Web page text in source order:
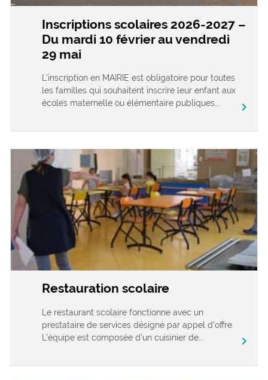
Inscriptions scolaires 2026-2027 –
Du mardi 10 février au vendredi
29 mai
L’inscription en MAIRIE est obligatoire pour toutes
les familles qui souhaitent inscrire leur enfant aux
écoles maternelle ou élémentaire publiques...
chevron_right
Restauration scolaire
Le restaurant scolaire fonctionne avec un
prestataire de services désigné par appel d’offre.
L’équipe est composée d’un cuisinier de...
chevron_right